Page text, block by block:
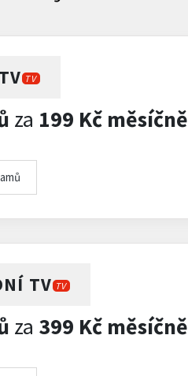
TV
za 199 Kč měsíčně
TV TV
za 399 Kč měsíčně